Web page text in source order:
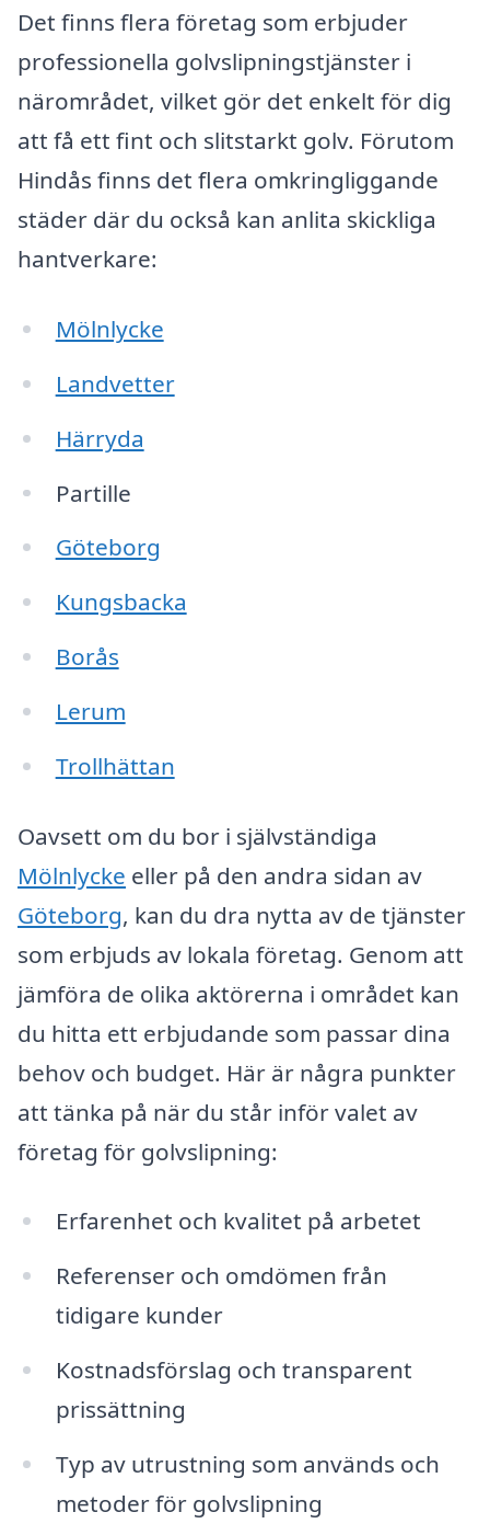
Det finns flera företag som erbjuder
professionella golvslipningstjänster i
närområdet, vilket gör det enkelt för dig
att få ett fint och slitstarkt golv. Förutom
Hindås finns det flera omkringliggande
städer där du också kan anlita skickliga
hantverkare:
Mölnlycke
Landvetter
Härryda
Partille
Göteborg
Kungsbacka
Borås
Lerum
Trollhättan
Oavsett om du bor i självständiga
Mölnlycke eller på den andra sidan av
Göteborg, kan du dra nytta av de tjänster
som erbjuds av lokala företag. Genom att
jämföra de olika aktörerna i området kan
du hitta ett erbjudande som passar dina
behov och budget. Här är några punkter
att tänka på när du står inför valet av
företag för golvslipning:
Erfarenhet och kvalitet på arbetet
Referenser och omdömen från
tidigare kunder
Kostnadsförslag och transparent
prissättning
Typ av utrustning som används och
metoder för golvslipning